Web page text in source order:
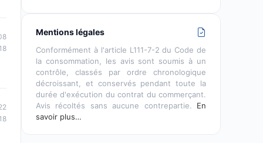
Mentions légales
Conformément à l'article L111-7-2 du Code de
la consommation, les avis sont soumis à un
contrôle, classés par ordre chronologique
décroissant, et conservés pendant toute la
durée d'exécution du contrat du commerçant.
Avis récoltés sans aucune contrepartie. En
savoir plus…